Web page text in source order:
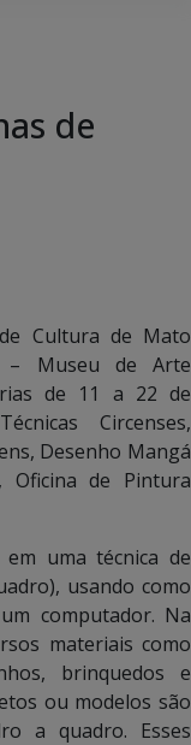
de
Cultura de Mato
– Museu de Arte
de 11 a 22 de
Circenses,
Desenho Mangá
Oficina de Pintura
em uma técnica de
usando como
computador. Na
materiais como
brinquedos e
ou modelos são
a quadro. Esses